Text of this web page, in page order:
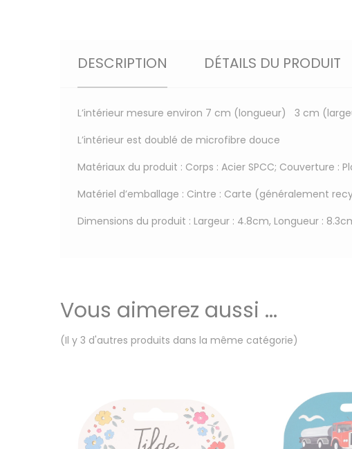
DESCRIPTION DÉTAILS DU PRODUIT
L’intérieur mesure environ 7 cm (longueur) 3 cm
L’intérieur est doublé de microfibre douce
Matériaux du produit : Corps : Acier SPCC; Couverture :
Matériel d’emballage : Cintre : Carte (généralement
Dimensions du produit : Largeur : 4.8cm, Longueur :
Vous aimerez aussi ...
(Il y 3 d'autres produits dans la même catégorie)